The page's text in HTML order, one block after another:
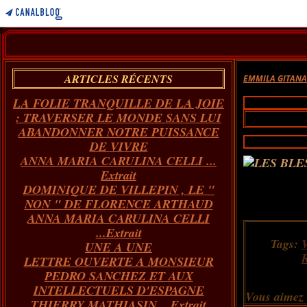
ARTICLES RÉCENTS
LA FOLIE TRANQUILLE DE LA JOIE
: TRAVERSER LE MONDE SANS LUI
ABANDONNER NOTRE PUISSANCE
DE VIVRE
ANNA MARIA CARULINA CELLI ...
Extrait
DOMINIQUE DE VILLEPIN , LE "
NON " DE FLORENCE ARTHAUD
ANNA MARIA CARULINA CELLI
...Extrait
UNE A UNE
LETTRE OUVERTE A MONSIEUR
PEDRO SANCHEZ ET AUX
INTELLECTUELS D'ESPAGNE
EMMILA GITANA
Tags:
Vous aimez